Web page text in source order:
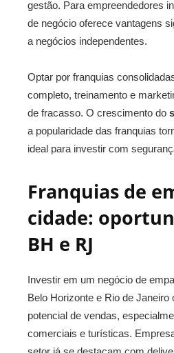
gestão. Para empreendedores
de negócio oferece vantagens
a negócios independentes.
Optar por franquias
completo, treinamento e
de fracasso. O crescimento do
a popularidade das franquias
ideal para investir com
Franquias de
cidade:
BH e RJ
Investir em um negócio de
Belo Horizonte e Rio de Janeiro
potencial de vendas,
comerciais e turísticas.